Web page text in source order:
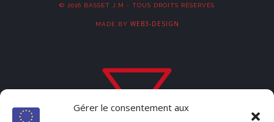
Gérer le consentement aux
© 2016 BASSET J.M - TOUS DROITS RÉSERVÉS
MADE BY WEB3-DESIGN